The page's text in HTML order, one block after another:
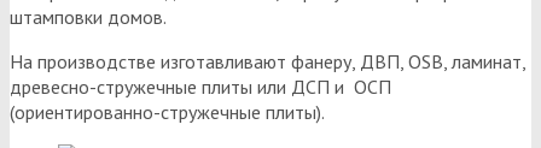
штамповки домов.
На производстве изготавливают фанеру, ДВП, OSB, ламинат,
древесно-стружечные плиты или ДСП и ОСП
(ориентированно-стружечные плиты).